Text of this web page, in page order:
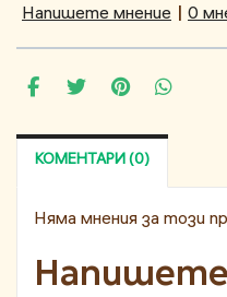
Напишете мнение | 0
КОМЕНТАРИ (0)
Няма мнения за този